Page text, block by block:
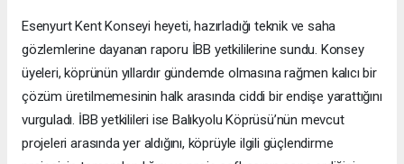
Esenyurt Kent Konseyi heyeti, hazırladığı teknik ve saha
gözlemlerine dayanan raporu İBB yetkililerine sundu. Konsey
üyeleri, köprünün yıllardır gündemde olmasına rağmen kalıcı bir
çözüm üretilmemesinin halk arasında ciddi bir endişe yarattığını
vurguladı. İBB yetkilileri ise Balıkyolu Köprüsü’nün mevcut
projeleri arasında yer aldığını, köprüyle ilgili güçlendirme